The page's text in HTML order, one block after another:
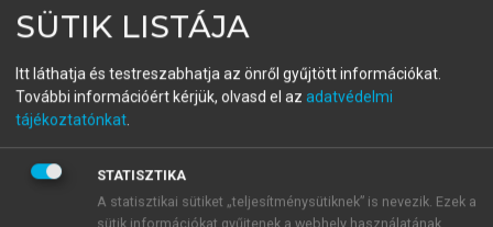
KURÁTH GABRIELLA, BÁNYAI EDIT (SZERK.)
Vezetőfejlesztés a 21.
században
menu_book
SÜTIK LISTÁJA
Itt láthatja és testreszabhatja az önről gyűjtött információkat.
További információért kérjük, olvasd el az adatvédelmi
tájékoztatónkat.
STATISZTIKA
A statisztikai sütiket „teljesítménysütiknek” is nevezik. Ezek a
sütik információkat gyűjtenek a webhely használatának